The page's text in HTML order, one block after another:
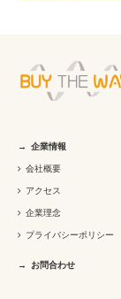
企業情報
会社概要
アクセス
企業理念
プライバシーポリシー
お問合わせ